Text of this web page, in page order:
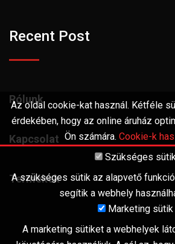
Recent Post
Rólunk
Kapcsolat
Termékek
Az oldal cookie-kat használ. Kétféle
érdekében, hogy az online áruház
Ön számára. Cookie-k
Szükséges
A szükséges sütik az alapvető
segítik a webhely
Marketing sütik
A marketing sütiket a webhelyek